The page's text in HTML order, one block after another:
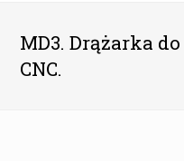
MD3. Drążarka
CNC.